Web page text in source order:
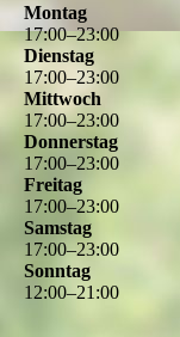
Montag
17:00–23:00
Dienstag
17:00–23:00
Mittwoch
17:00–23:00
Donnerstag
17:00–23:00
Freitag
17:00–23:00
Samstag
17:00–23:00
Sonntag
12:00–21 :00